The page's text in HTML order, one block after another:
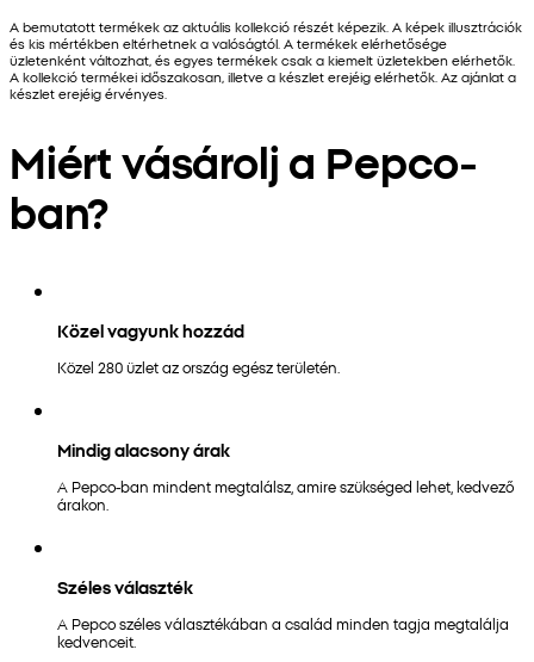
A bemutatott termékek az aktuális kollekció részét képezik. A képek illusztrációk
és kis mértékben eltérhetnek a valóságtól. A termékek elérhetősége
üzletenként változhat, és egyes termékek csak a kiemelt üzletekben elérhetők.
A kollekció termékei időszakosan, illetve a készlet erejéig elérhetők. Az ajánlat a
készlet erejéig érvényes.
Miért vásárolj a Pepco-
ban?
Közel vagyunk hozzád
Közel 280 üzlet az ország egész területén.
Mindig alacsony árak
A Pepco-ban mindent megtalálsz, amire szükséged lehet, kedvező
árakon.
Széles választék
A Pepco széles választékában a család minden tagja megtalálja
kedvenceit.